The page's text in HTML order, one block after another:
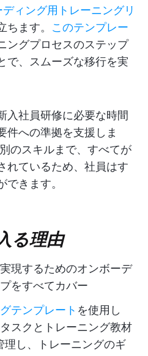
ィング用トレーニングリ
ちます。 このテンプレー
ングプロセスのステップ
で、スムーズな移行を実
入社員研修に必要な時間
件への準拠を支援しま
のスキルまで、すべてが
れているため、社員はす
できます。
る理由
現するためのオンボーデ
をすべてカバー
テンプレート を使用し
スクとトレーニング教材
理し、トレーニングのギ